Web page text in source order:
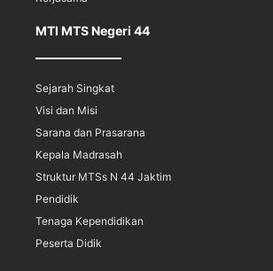
MTI MTS Negeri 44
Sejarah Singkat
Visi dan Misi
Sarana dan Prasarana
Kepala Madrasah
Struktur MTSs N 44 Jaktim
Pendidik
Tenaga Kependidikan
Peserta Didik